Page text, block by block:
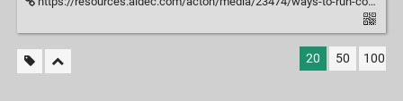
20 50 100